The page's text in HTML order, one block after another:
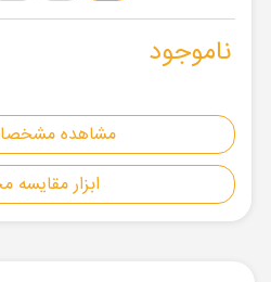
مشاهده
ابزار
ناموجود